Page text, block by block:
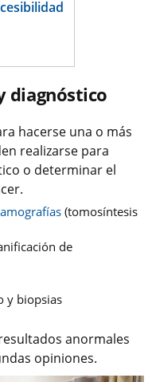
diagnóstico
hacerse una o más
realizarse para
o determinar el
(tomosíntesis
de
y biopsias
anormales
opiniones.